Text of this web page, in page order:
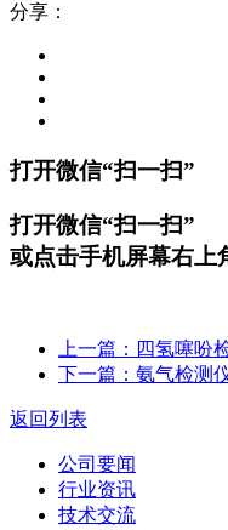
分享：
打开微信“扫一扫”
打开微信“扫一扫”
或点击手机屏幕右上
上一篇：四氢噻吩
下一篇：氨气检测
返回列表
公司要闻
行业资讯
技术交流